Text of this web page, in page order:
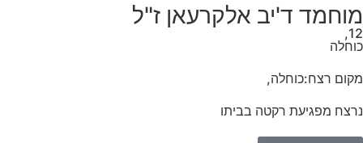
מוחמד ד'יב אלקרעאן ז"ל
12,
כוחלה
מקום רצח:כוחלה,
נרצח מפגיעת רקטה בביתו